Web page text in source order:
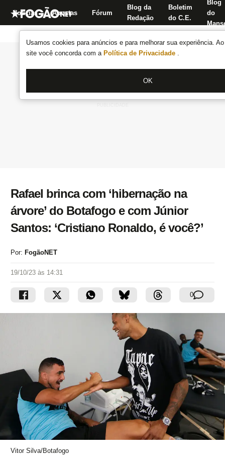
Usamos cookies para anúncios e para melhorar sua experiência.
site você concorda com a Política de Privacidade .
OK
Notícias Apostas Fórum
Blog da
Redação
Boletim
do C.E.
Blog
do
Rafael brinca com ‘hibernação na
árvore’ do Botafogo e com Júnior
Santos: ‘Cristiano Ronaldo, é você?’
Por: FogãoNET
19/10/23 às 14:31
0
Vitor Silva/Botafogo